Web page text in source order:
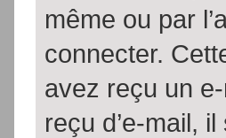
même ou par
connecter.
avez reçu un
reçu d’e-mail,